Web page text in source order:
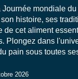
mondiale du
histoire, ses
de cet aliment
Plongez dans
pain sous toutes
2026